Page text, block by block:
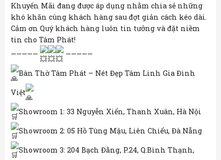
Khuyến Mãi đang được áp dụng nhằm chia sẻ những
khó khăn cùng khách hàng sau đợt giản cách kéo dài.
Cảm ơn Quý khách hàng luôn tin tưởng và đặt niềm
tin cho Tâm Phát!
—————
—————
Bàn Thờ Tâm Phát – Nét Đẹp Tâm Linh Gia Đình
Việt
Showroom 1: 33 Nguyễn Xiển, Thanh Xuân, Hà Nội
Showroom 2: 05 Hồ Tùng Mậu, Liên Chiểu, Đà Nẵng
Showroom 3: 204 Bạch Đằng, P.24, Q.Bình Thạnh,